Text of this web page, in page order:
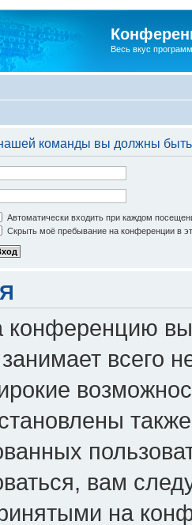
Весь вкус
команды вы должны
Автоматически входить при каждом
Скрыть моё пребывание на конференции в
конференцию
всего
вам
на